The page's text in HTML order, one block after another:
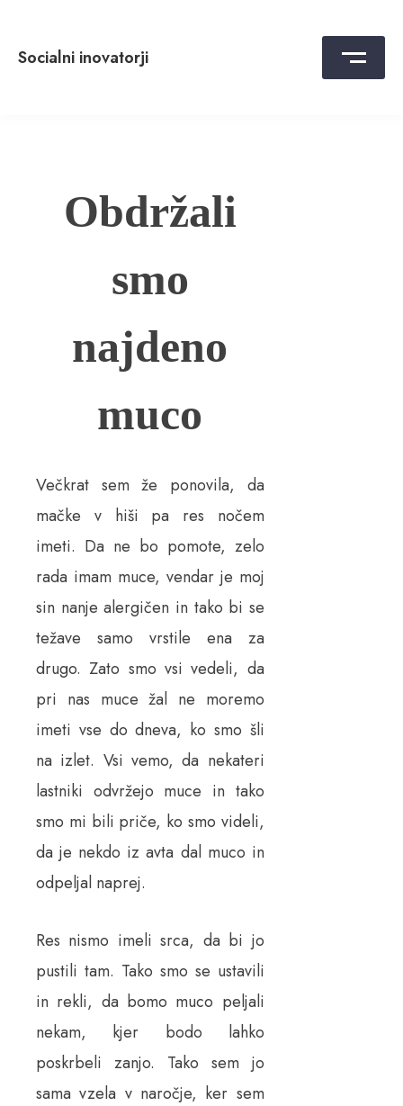
content
Socialni inovatorji
Obdržali
smo
najdeno
muco
Večkrat sem že ponovila, da
mačke v hiši pa res nočem
imeti. Da ne bo pomote, zelo
rada imam muce, vendar je moj
sin nanje alergičen in tako bi se
težave samo vrstile ena za
drugo. Zato smo vsi vedeli, da
pri nas muce žal ne moremo
imeti vse do dneva, ko smo šli
na izlet. Vsi vemo, da nekateri
lastniki odvržejo muce in tako
smo mi bili priče, ko smo videli,
da je nekdo iz avta dal muco in
odpeljal naprej.
Res nismo imeli srca, da bi jo
pustili tam. Tako smo se ustavili
in rekli, da bomo muco peljali
nekam, kjer bodo lahko
poskrbeli zanjo. Tako sem jo
sama vzela v naročje, ker sem